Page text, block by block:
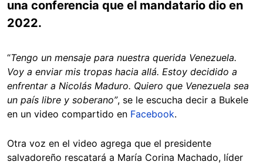
una conferencia que el mandatario dio en
2022.
“Tengo un mensaje para nuestra querida Venezuela.
Voy a enviar mis tropas hacia allá. Estoy decidido a
enfrentar a Nicolás Maduro. Quiero que Venezuela sea
un país libre y soberano”, se le escucha decir a Bukele
en un video compartido en Facebook.
Otra voz en el video agrega que el presidente
salvadoreño rescatará a María Corina Machado, líder